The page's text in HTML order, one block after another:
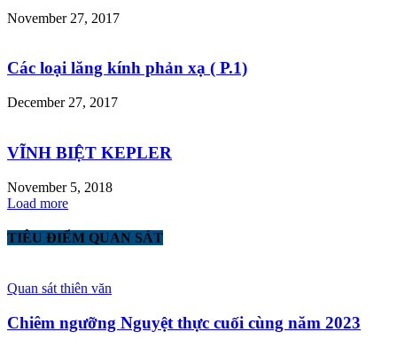
November 27, 2017
Các loại lăng kính phản xạ ( P.1)
December 27, 2017
VĨNH BIỆT KEPLER
November 5, 2018
Load more
TIÊU ĐIỂM QUAN SÁT
Quan sát thiên văn
Chiêm ngưỡng Nguyệt thực cuối cùng năm 2023